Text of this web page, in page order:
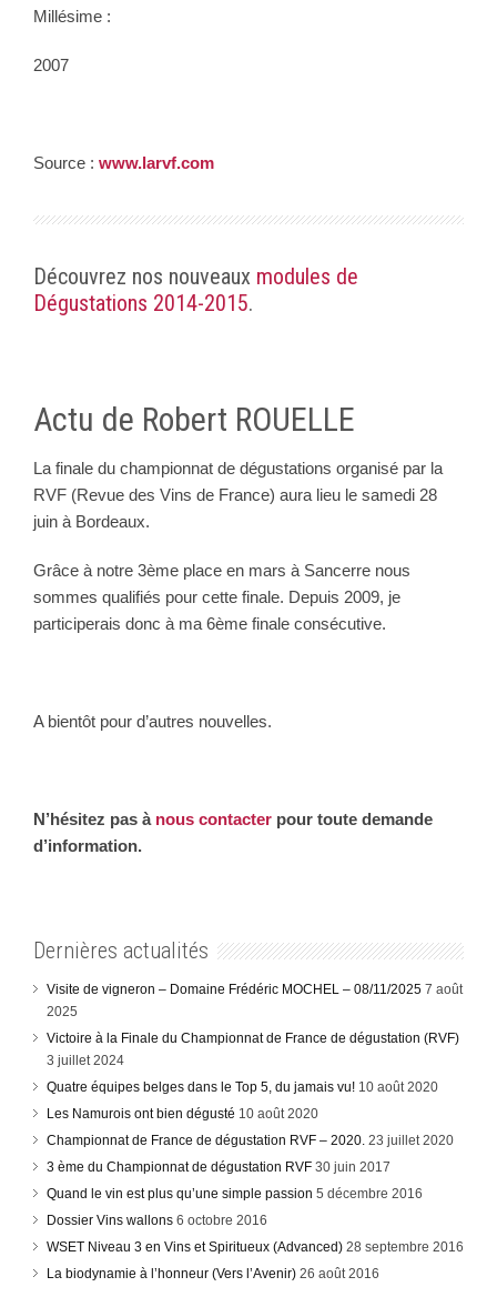
Millésime :
2007
Source : www.larvf.com
Découvrez nos nouveaux modules de
Dégustations 2014-2015.
Actu de Robert ROUELLE
La finale du championnat de dégustations organisé par la
RVF (Revue des Vins de France) aura lieu le samedi 28
juin à Bordeaux.
Grâce à notre 3ème place en mars à Sancerre nous
sommes qualifiés pour cette finale. Depuis 2009, je
participerais donc à ma 6ème finale consécutive.
A bientôt pour d’autres nouvelles.
N’hésitez pas à nous contacter pour toute demande
d’information.
Dernières actualités
Visite de vigneron – Domaine Frédéric MOCHEL – 08/11/2025 7 août
2025
Victoire à la Finale du Championnat de France de dégustation (RVF)
3 juillet 2024
Quatre équipes belges dans le Top 5, du jamais vu! 10 août 2020
Les Namurois ont bien dégusté 10 août 2020
Championnat de France de dégustation RVF – 2020. 23 juillet 2020
3 ème du Championnat de dégustation RVF 30 juin 2017
Quand le vin est plus qu’une simple passion 5 décembre 2016
Dossier Vins wallons 6 octobre 2016
WSET Niveau 3 en Vins et Spiritueux (Advanced) 28 septembre 2016
La biodynamie à l’honneur (Vers l’Avenir) 26 août 2016